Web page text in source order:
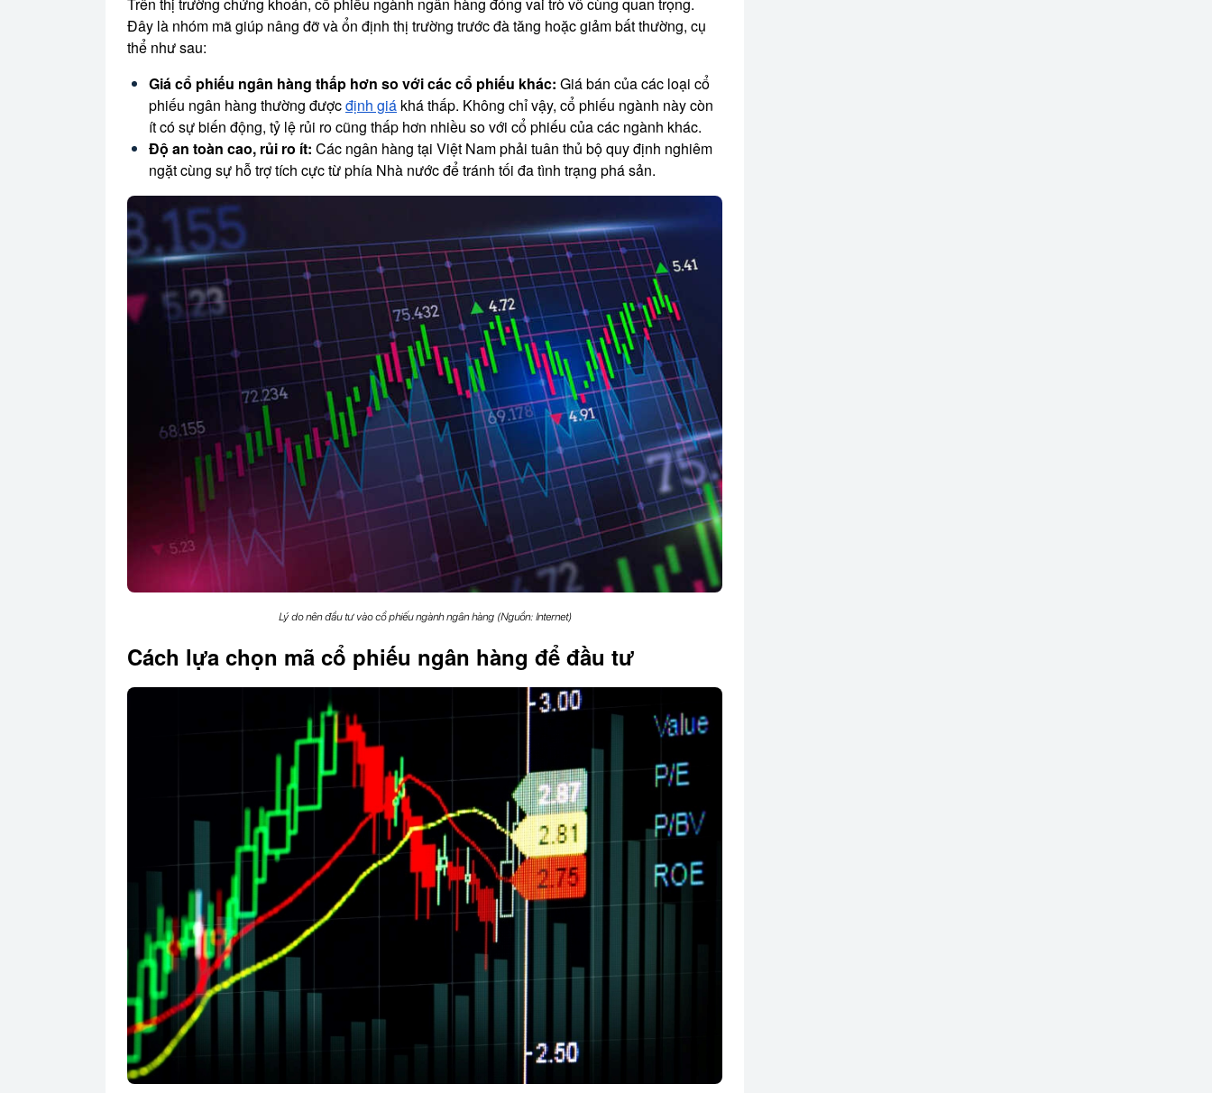
Đây là nhóm mã giúp nâng đỡ và ổn định thị trường trước đà tăng hoặc giảm bất thường, cụ
thể như sau:
Giá cổ phiếu ngân hàng thấp hơn so với các cổ phiếu khác: Giá bán của các loại cổ
phiếu ngân hàng thường đượcđịnh giá khá thấp. Không chỉ vậy, cổ phiếu ngành này còn
ít có sự biến động, tỷ lệ rủi ro cũng thấp hơn nhiều so với cổ phiếu của các ngành khác.
Độ an toàn cao, rủi ro ít: Các ngân hàng tại Việt Nam phải tuân thủ bộ quy định nghiêm
ngặt cùng sự hỗ trợ tích cực từ phía Nhà nước để tránh tối đa tình trạng phá sản.
Lý do nên đầu tư vào cổ phiếu ngành ngân hàng (Nguồn: Internet)
Cách lựa chọn mã cổ phiếu ngân hàng để đầu tư